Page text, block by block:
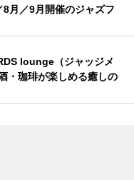
8月／9月開催のジャズフ
lounge（ジャッジメ
・珈琲が楽しめる癒しの